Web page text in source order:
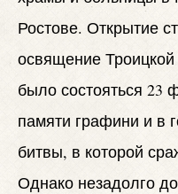
Ростове. Открытие
освящение
было состояться 23
памяти графини и в
битвы, в которой
Однако незадолго